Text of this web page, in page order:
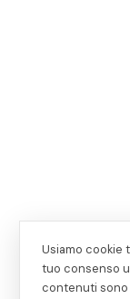
Usiamo cookie
tuo consenso
contenuti sono